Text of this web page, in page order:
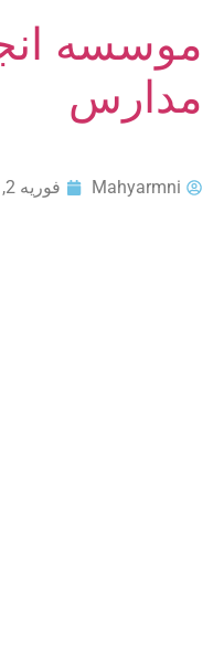
موسسه
مدارس
Mahyarmni فوریه 2, 2026